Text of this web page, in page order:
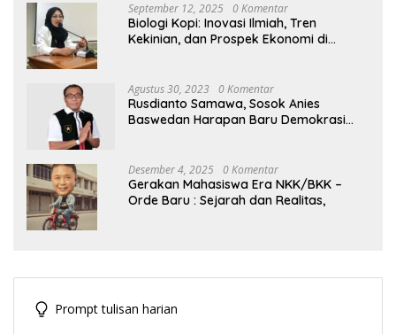
September 12, 2025 0 Komentar
Biologi Kopi: Inovasi Ilmiah, Tren
Kekinian, dan Prospek Ekonomi di
Agustus 30, 2023 0 Komentar
Rusdianto Samawa, Sosok Anies
Baswedan Harapan Baru Demokrasi
Desember 4, 2025 0 Komentar
Gerakan Mahasiswa Era NKK/BKK –
Orde Baru : Sejarah dan Realitas,
Prompt tulisan harian